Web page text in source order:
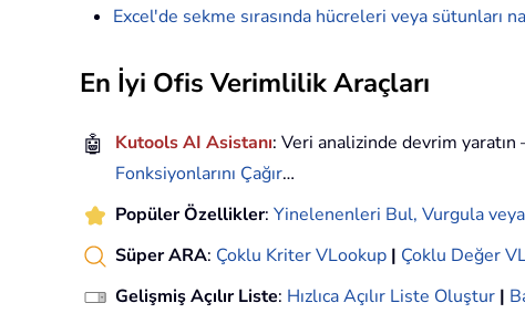
Excel'de sekme sırasında hücreleri veya sütunları
En İyi Ofis Verimlilik Araçları
🤖 Kutools AI Asistanı: Veri analizinde devrim yaratın
Fonksiyonlarını Çağır…
Popüler Özellikler: Yinelenenleri Bul, Vurgula
Süper ARA: Çoklu Kriter VLookup | Çoklu Değer
Gelişmiş Açılır Liste: Hızlıca Açılır Liste Oluştur |